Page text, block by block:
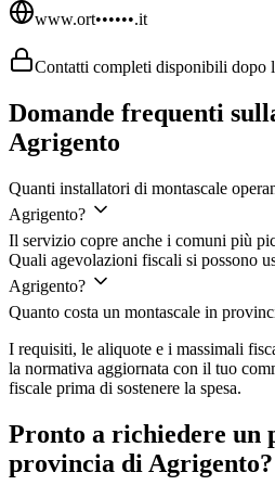
www.ort••••••.it
Contatti completi disponibili dopo
Domande frequenti
Agrigento
Quanti installatori di montascale
Agrigento?
Il servizio copre anche i comuni più
Quali agevolazioni fiscali si possono
Agrigento?
Quanto costa un montascale in
I requisiti, le aliquote e i massimali
la normativa aggiornata con il tuo
fiscale prima di sostenere la spesa.
Pronto a richiedere un
provincia di Agrigento?